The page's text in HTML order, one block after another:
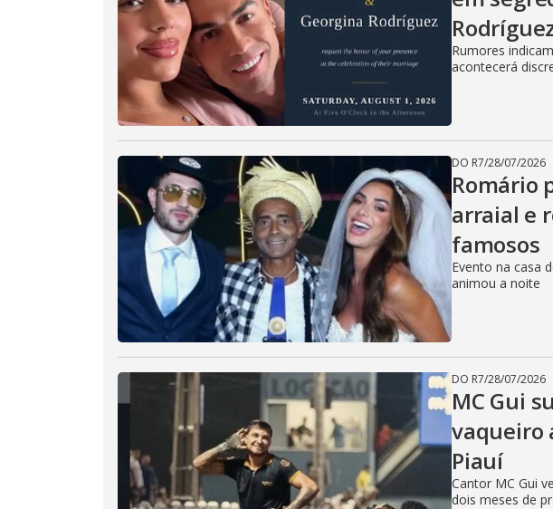
Rumores
acontecerá
DO R7/28/07/2026
Romário
arraial e
famosos
Evento na casa
animou a noite
DO R7/28/07/2026
MC Gui
vaqueiro
Piauí
Cantor MC Gui
dois meses de